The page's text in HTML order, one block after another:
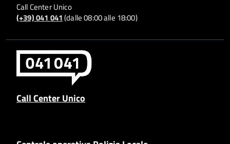
Call Center Unico
(+39) 041 041(dalle 08:00 alle 18:00)
Call Center Unico